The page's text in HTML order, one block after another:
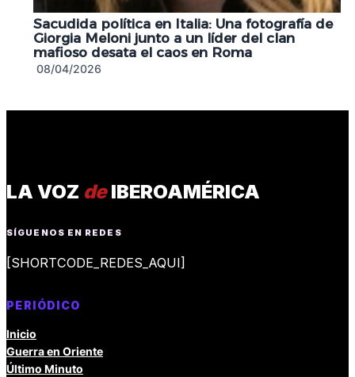
Sacudida política en Italia: Una fotografía de
Giorgia Meloni junto a un líder del clan
mafioso desata el caos en Roma
08/04/2026
LA VOZ deIBEROAMÉRICA
SÍGUENOS EN REDES
[SHORTCODE_REDES_AQUI]
PERIÓDICO
Inicio
Guerra en Oriente
Último Minuto